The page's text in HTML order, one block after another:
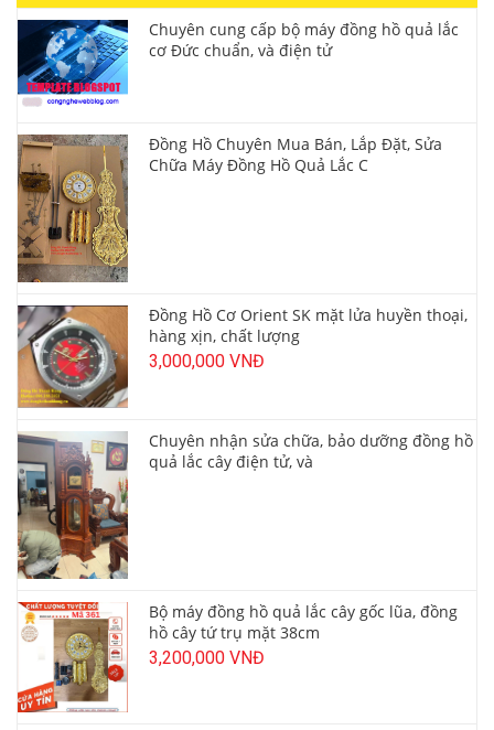
Chuyên cung cấp bộ máy đồng hồ quả lắc
cơ Đức chuẩn, và điện tử
Đồng Hồ Chuyên Mua Bán, Lắp Đặt, Sửa
Chữa Máy Đồng Hồ Quả Lắc C
Đồng Hồ Cơ Orient SK mặt lửa huyền thoại,
hàng xịn, chất lượng
3,000,000 VNĐ
Chuyên nhận sửa chữa, bảo dưỡng đồng hồ
quả lắc cây điện tử, và
Bộ máy đồng hồ quả lắc cây gốc lũa, đồng
hồ cây tứ trụ mặt 38cm
3,200,000 VNĐ